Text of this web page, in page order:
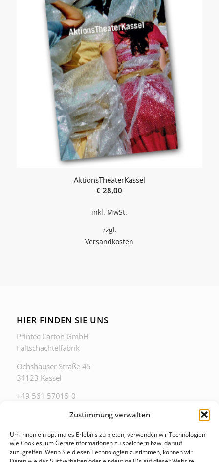
Zustimmung verwalten
Um Ihnen ein optimales Erlebnis zu bieten, verwenden wir Technologien
wie Cookies, um Geräteinformationen zu speichern bzw. darauf
zuzugreifen. Wenn Sie diesen Technologien zustimmen, können wir
AktionsTheaterKassel
€ 28,00
inkl. MwSt.
zzgl.
Versandkosten
HIER FINDEN SIE UNS
Printec Carton GmbH
Faltschachtelfabrik
Ochshäuser Straße 45
34123 Kassel
+49 561 57015-0